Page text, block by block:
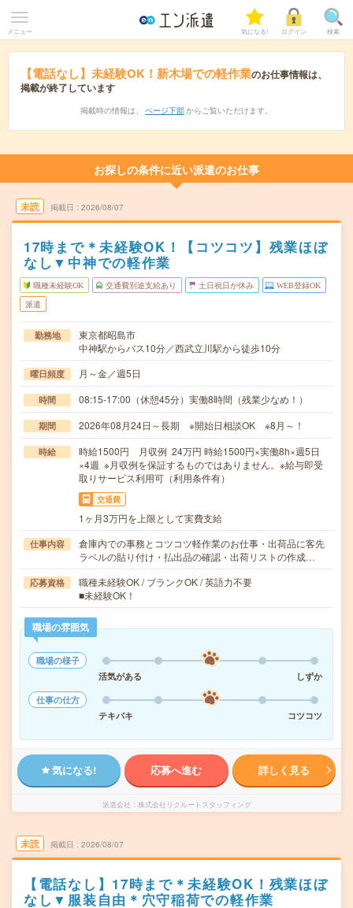
メニュー 気になる! ログイン 検索
【電話なし】未経験OK！新木場での軽作業のお仕事情報は、
掲載が終了しています
掲載時の情報は、 ページ下部 からご覧いただけます。
お探しの条件に近い派遣のお仕事
未読 掲載日 2026/08/07
17時まで＊未経験OK！【コツコツ】残業ほぼ
なし▼中神での軽作業
職種未経験OK 交通費別途支給あり 土日祝日が休み WEB登録OK
派遣
勤務地
東京都昭島市
中神駅からバス10分／西武立川駅から徒歩10分
曜日頻度 月～金／週5日
時間 08:15-17:00（休憩45分）実働8時間（残業少なめ！）
期間 2026年08月24日～長期 ※開始日相談OK ※8月～！
時給
時給1500円 月収例 24万円 時給1500円×実働8h×週5日
×4週 ※月収例を保証するものではありません。※給与即受
取りサービス利用可（利用条件有）
交通費
1ヶ月3万円を上限として実費支給
仕事内容
倉庫内での事務とコツコツ軽作業のお仕事・出荷品に客先
ラベルの貼り付け・払出品の確認・出荷リストの作成…
応募資格
職種未経験OK / ブランクOK / 英語力不要
■未経験OK！
職場の雰囲気
職場の様子
活気がある
しずか
仕事の仕方
テキパキ
コツコツ
気になる! 応募へ進む 詳しく見る
派遣会社 株式会社リクルートスタッフィング
未読 掲載日 2026/08/07
【電話なし】17時まで＊未経験OK！残業ほぼ
なし▼服装自由＊穴守稲荷での軽作業